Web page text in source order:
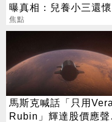
曝真相：兒養小三還
媳婦外遇
焦點
馬斯克喊話「只用Vera
Rubin」輝達股價應聲